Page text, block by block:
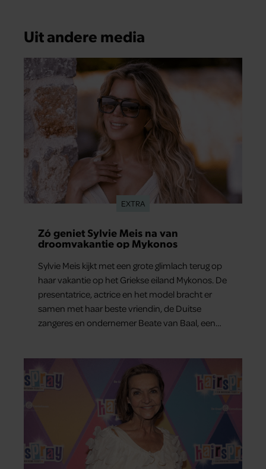
Uit andere media
EXTRA
Zó geniet Sylvie Meis na van
droomvakantie op Mykonos
Sylvie Meis kijkt met een grote glimlach terug op
haar vakantie op het Griekse eiland Mykonos. De
presentatrice, actrice en het model bracht er
samen met haar beste vriendin, de Duitse
zangeres en ondernemer Beate van Baal, een
bestemming én vertelt ze hoe bijzonder de reis
voor haar is geweest.